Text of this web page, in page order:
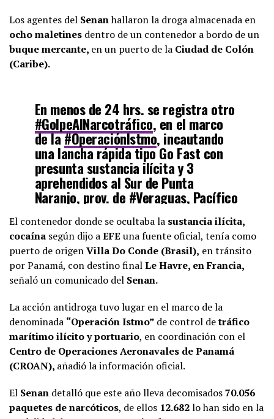
Los agentes del Senanhallaron la droga almacenada en
ocho maletines dentro de un contenedor a bordo de un
buque mercante, en un puerto de la Ciudad de Colón
(Caribe).
En menos de 24 hrs. se registra otro
#GolpeAlNarcotráfico, en el marco
de la#OperaciónIstmo, incautando
una lancha rápida tipo Go Fast con
presunta sustancia ilícita y 3
aprehendidos al Sur de Punta
Naranjo, prov. de #Veraguas, Pacífico
#LuchandoContraElNacotráfico
pic.twitter.com/WpMQpEn5N0
— Senan Panamá (@SENANPanama) October 21, 2022
El contenedor donde se ocultaba la sustancia ilícita,
cocaína según dijo aEFE una fuente oficial, tenía como
puerto de origenVilla Do Conde (Brasil), en tránsito
por Panamá, con destino finalLe Havre, en Francia,
señaló un comunicado del Senan.
La acción antidroga tuvo lugar en el marco de la
denominada “Operación Istmo” de control detráfico
marítimo ilícito y portuario, en coordinación con el
Centro de Operaciones Aeronavales de Panamá
(CROAN), añadió la información oficial.
El Senan detalló que este año lleva decomisados70.056
paquetes de narcóticos, de ellos 12.682lo han sido en la